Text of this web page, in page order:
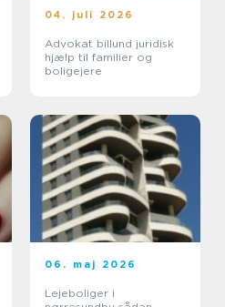
04. juli 2026
Advokat billund juridisk
hjælp til familier og
boligejere
06. maj 2026
Lejeboliger i